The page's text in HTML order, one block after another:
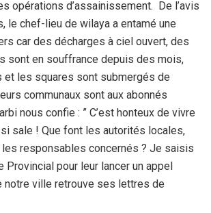
opérations d’assainissement. De l’avis
le chef-lieu de wilaya a entamé une
car des décharges à ciel ouvert, des
sont en souffrance depuis des mois,
et les squares sont submergés de
communaux sont aux abonnés
nous confie : ” C’est honteux de vivre
sale ! Que font les autorités locales,
responsables concernés ? Je saisis
Provincial pour leur lancer un appel
notre ville retrouve ses lettres de